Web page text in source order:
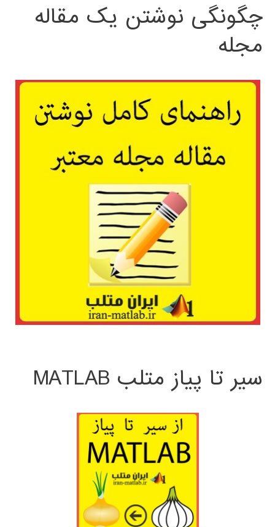
چگونگی نوشتن یک مقاله
مجله
سیر تا پیاز متلب MATLAB